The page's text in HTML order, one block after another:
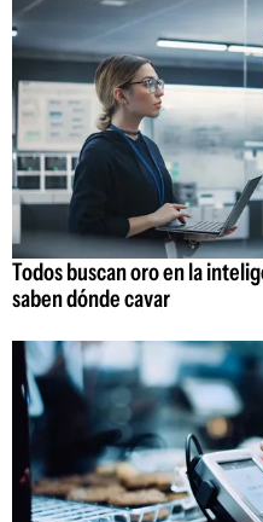
Todos buscan oro en la
saben dónde cavar